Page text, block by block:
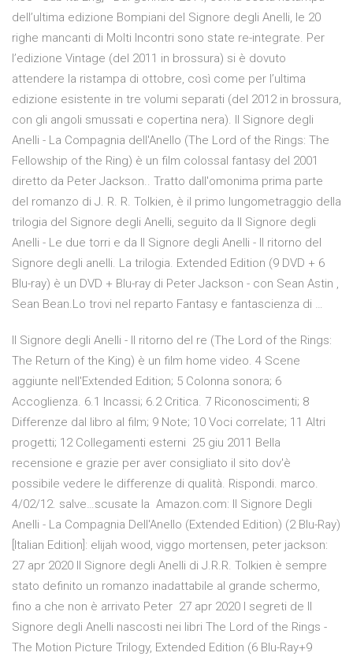
dell’ultima edizione Bompiani del Signore degli Anelli, le 20
righe mancanti di Molti Incontri sono state re-integrate. Per
l’edizione Vintage (del 2011 in brossura) si è dovuto
attendere la ristampa di ottobre, così come per l’ultima
edizione esistente in tre volumi separati (del 2012 in brossura,
con gli angoli smussati e copertina nera). Il Signore degli
Anelli - La Compagnia dell'Anello (The Lord of the Rings: The
Fellowship of the Ring) è un film colossal fantasy del 2001
diretto da Peter Jackson.. Tratto dall'omonima prima parte
del romanzo di J. R. R. Tolkien, è il primo lungometraggio della
trilogia del Signore degli Anelli, seguito da Il Signore degli
Anelli - Le due torri e da Il Signore degli Anelli - Il ritorno del
Signore degli anelli. La trilogia. Extended Edition (9 DVD + 6
Blu-ray) è un DVD + Blu-ray di Peter Jackson - con Sean Astin ,
Sean Bean.Lo trovi nel reparto Fantasy e fantascienza di …
Il Signore degli Anelli - Il ritorno del re (The Lord of the Rings:
The Return of the King) è un film home video. 4 Scene
aggiunte nell'Extended Edition; 5 Colonna sonora; 6
Accoglienza. 6.1 Incassi; 6.2 Critica. 7 Riconoscimenti; 8
Differenze dal libro al film; 9 Note; 10 Voci correlate; 11 Altri
progetti; 12 Collegamenti esterni 25 giu 2011 Bella
recensione e grazie per aver consigliato il sito dov'è
possibile vedere le differenze di qualità. Rispondi. marco.
4/02/12. salve…scusate la Amazon.com: Il Signore Degli
Anelli - La Compagnia Dell'Anello (Extended Edition) (2 Blu-Ray)
[Italian Edition]: elijah wood, viggo mortensen, peter jackson:
27 apr 2020 Il Signore degli Anelli di J.R.R. Tolkien è sempre
stato definito un romanzo inadattabile al grande schermo,
fino a che non è arrivato Peter 27 apr 2020 I segreti de Il
Signore degli Anelli nascosti nei libri The Lord of the Rings -
The Motion Picture Trilogy, Extended Edition (6 Blu-Ray+9